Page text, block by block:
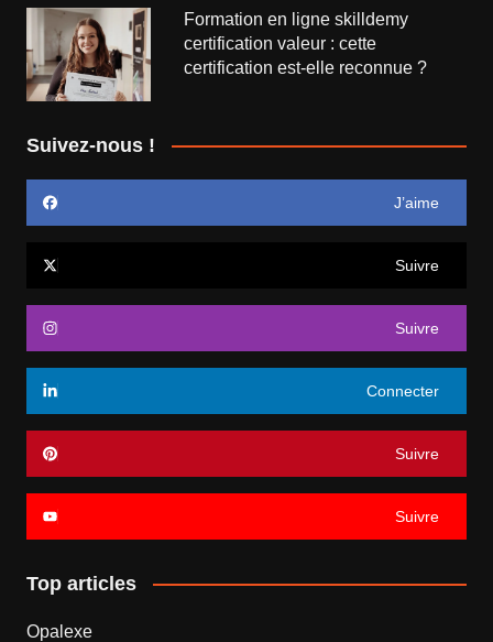
Formation en ligne skilldemy
certification valeur : cette
certification est-elle reconnue ?
Suivez-nous !
J’aime
Suivre
Suivre
Connecter
Suivre
Suivre
Top articles
Opalexe